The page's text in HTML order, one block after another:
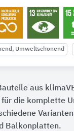
Umweltschonend
aus
die komplette
Balkonplatten.